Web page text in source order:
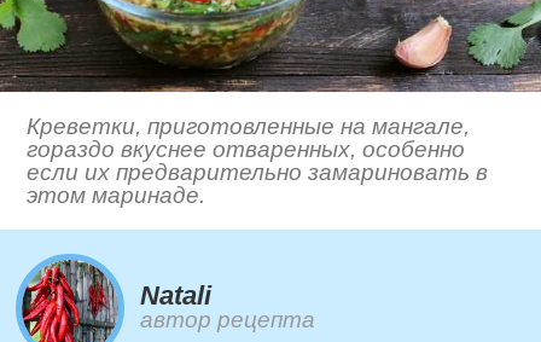
Креветки, приготовленные на мангале,
гораздо вкуснее отваренных, особенно
если их предварительно замариновать в
этом маринаде.
Natali
автор рецепта